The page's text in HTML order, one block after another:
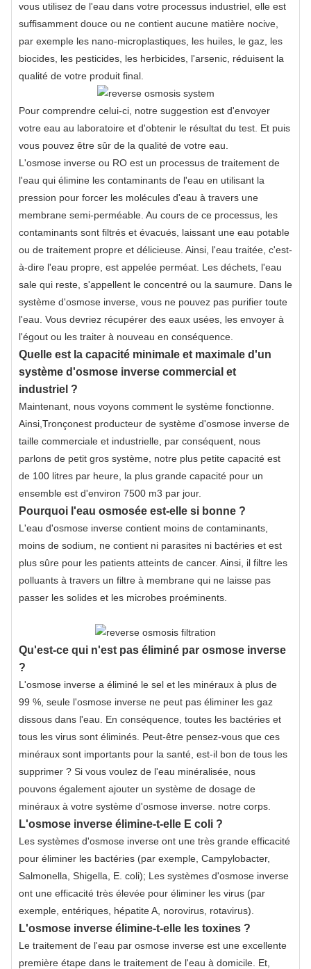
vous utilisez de l'eau dans votre processus industriel, elle est
suffisamment douce ou ne contient aucune matière nocive,
par exemple les nano-microplastiques, les huiles, le gaz, les
biocides, les pesticides, les herbicides, l'arsenic, réduisent la
qualité de votre produit final.
Pour comprendre celui-ci, notre suggestion est d'envoyer
votre eau au laboratoire et d'obtenir le résultat du test. Et puis
vous pouvez être sûr de la qualité de votre eau.
L'osmose inverse ou RO est un processus de traitement de
l'eau qui élimine les contaminants de l'eau en utilisant la
pression pour forcer les molécules d'eau à travers une
membrane semi-perméable. Au cours de ce processus, les
contaminants sont filtrés et évacués, laissant une eau potable
ou de traitement propre et délicieuse. Ainsi, l'eau traitée, c'est-
à-dire l'eau propre, est appelée perméat. Les déchets, l'eau
sale qui reste, s'appellent le concentré ou la saumure. Dans le
système d'osmose inverse, vous ne pouvez pas purifier toute
l'eau. Vous devriez récupérer des eaux usées, les envoyer à
l'égout ou les traiter à nouveau en conséquence.
Quelle est la capacité minimale et maximale d'un
système d'osmose inverse commercial et
industriel ?
Maintenant, nous voyons comment le système fonctionne.
Ainsi, Tronçonest producteur de système d'osmose inverse de
taille commerciale et industrielle, par conséquent, nous
parlons de petit gros système, notre plus petite capacité est
de 100 litres par heure, la plus grande capacité pour un
ensemble est d'environ 7500 m3 par jour.
Pourquoi l'eau osmosée est-elle si bonne ?
L'eau d'osmose inverse contient moins de contaminants,
moins de sodium, ne contient ni parasites ni bactéries et est
plus sûre pour les patients atteints de cancer. Ainsi, il filtre les
polluants à travers un filtre à membrane qui ne laisse pas
passer les solides et les microbes proéminents.
Qu'est-ce qui n'est pas éliminé par osmose inverse
?
L'osmose inverse a éliminé le sel et les minéraux à plus de
99 %, seule l'osmose inverse ne peut pas éliminer les gaz
dissous dans l'eau. En conséquence, toutes les bactéries et
tous les virus sont éliminés. Peut-être pensez-vous que ces
minéraux sont importants pour la santé, est-il bon de tous les
supprimer ? Si vous voulez de l'eau minéralisée, nous
pouvons également ajouter un système de dosage de
minéraux à votre système d'osmose inverse. notre corps.
L'osmose inverse élimine-t-elle E coli ?
Les systèmes d'osmose inverse ont une très grande efficacité
pour éliminer les bactéries (par exemple, Campylobacter,
Salmonella, Shigella, E. coli); Les systèmes d'osmose inverse
ont une efficacité très élevée pour éliminer les virus (par
exemple, entériques, hépatite A, norovirus, rotavirus).
L'osmose inverse élimine-t-elle les toxines ?
Le traitement de l'eau par osmose inverse est une excellente
première étape dans le traitement de l'eau à domicile. Et,